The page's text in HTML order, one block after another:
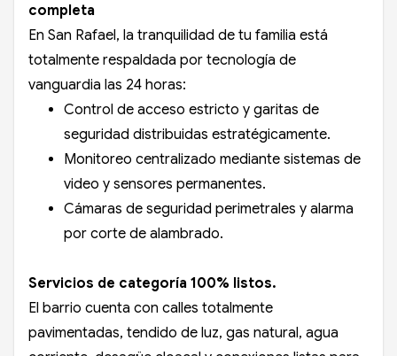
completa
En San Rafael, la tranquilidad de tu familia está
totalmente respaldada por tecnología de
vanguardia las 24 horas:
Control de acceso estricto y garitas de
seguridad distribuidas estratégicamente.
Monitoreo centralizado mediante sistemas de
video y sensores permanentes.
Cámaras de seguridad perimetrales y alarma
por corte de alambrado.
Servicios de categoría 100% listos.
El barrio cuenta con calles totalmente
pavimentadas, tendido de luz, gas natural, agua